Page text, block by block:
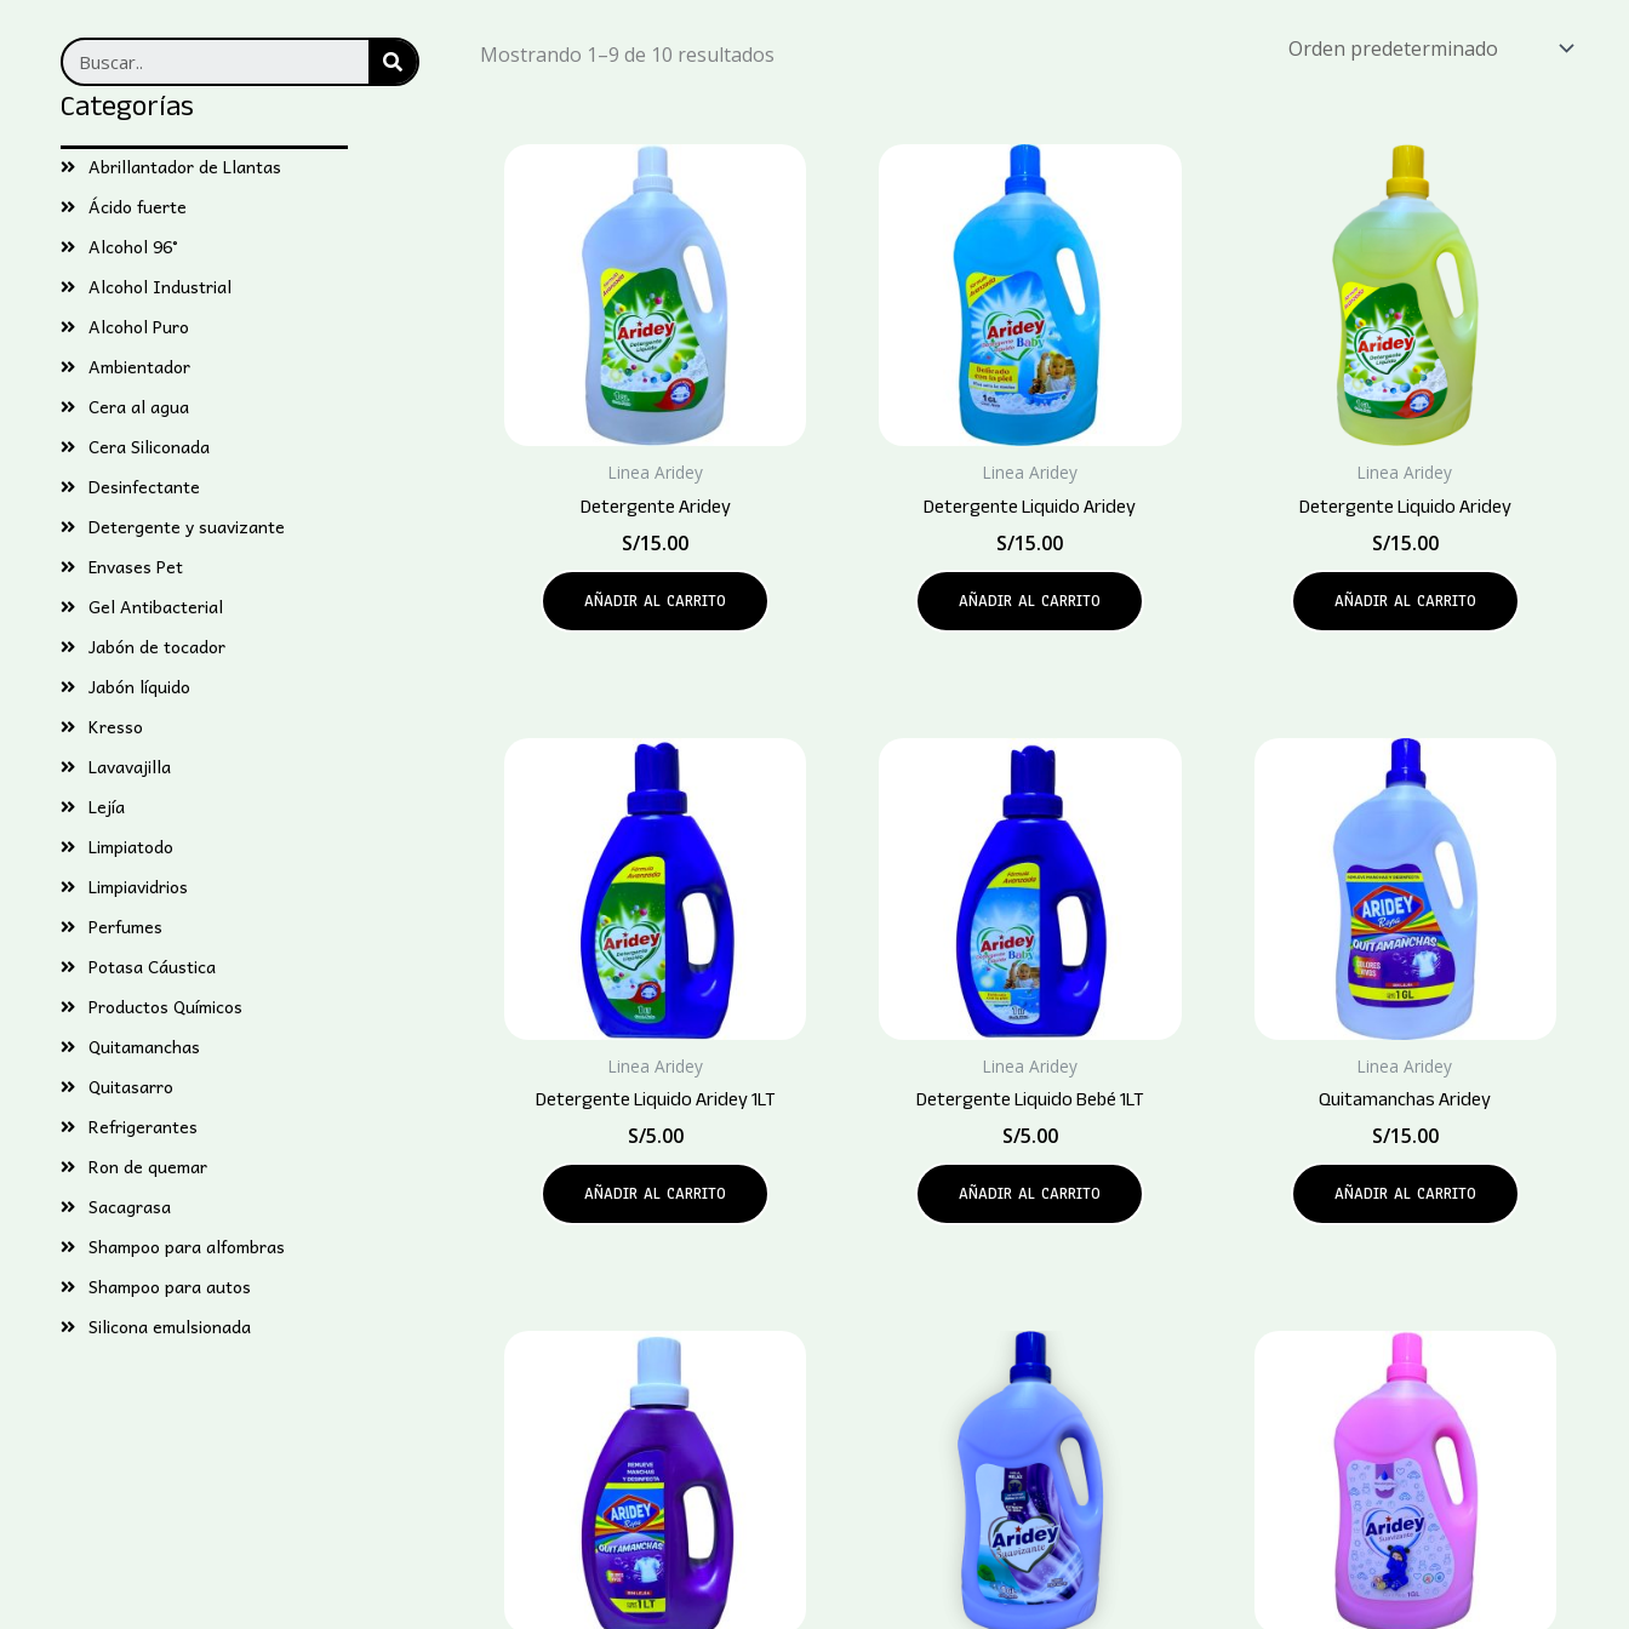
SEARCH
Categorías
Abrillantador de Llantas
Ácido fuerte
Alcohol 96°
Alcohol Industrial
Alcohol Puro
Ambientador
Cera al agua
Cera Siliconada
Desinfectante
Detergente y suavizante
Envases Pet
Gel Antibacterial
Jabón de tocador
Jabón líquido
Kresso
Lavavajilla
Lejía
Limpiatodo
Limpiavidrios
Perfumes
Potasa Cáustica
Productos Químicos
Quitamanchas
Quitasarro
Refrigerantes
Ron de quemar
Sacagrasa
Shampoo para alfombras
Shampoo para autos
Silicona emulsionada
Mostrando 1–9 de 10 resultados
Linea Aridey
Detergente Aridey
S/15.00
AÑADIR AL CARRITO
Linea Aridey
Detergente Liquido Aridey
S/15.00
AÑADIR AL CARRITO
Linea Aridey
Detergente Liquido Aridey
S/15.00
AÑADIR AL CARRITO
Linea Aridey
Detergente Liquido Aridey 1LT
S/5.00
AÑADIR AL CARRITO
Linea Aridey
Detergente Liquido Bebé 1LT
S/5.00
AÑADIR AL CARRITO
Linea Aridey
Quitamanchas Aridey
S/15.00
AÑADIR AL CARRITO